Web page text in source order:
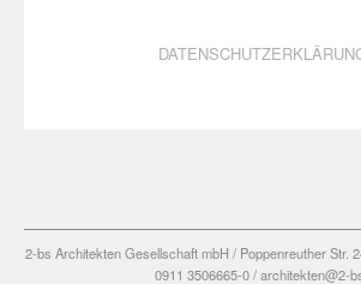
2-bs Architekten Gesellschaft mbH / Poppenreuther Str.
0911 3506665-0 / architekten@2-